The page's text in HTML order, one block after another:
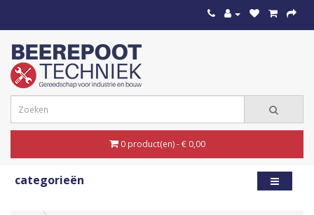
0 product(en) - € 0,00
categorieën